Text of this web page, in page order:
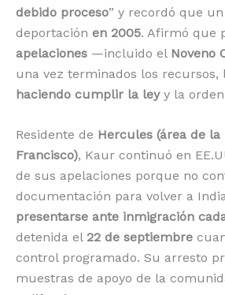
debido proceso” y recordó que
deportación en 2005. Afirmó que
apelaciones —incluido el Noveno
una vez terminados los recursos,
haciendo cumplir la leyy la
Residente de Hercules (área de la
Francisco), Kaur continuó en
de sus apelaciones porque no
documentación para volver a
presentarse ante inmigración
detenida el 22 de septiembre
control programado. Su arresto
muestras de apoyo de la